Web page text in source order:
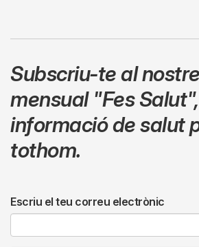
Subscriu-te al
mensual "Fes Salut",
informació de salut
tothom.
Escriu el teu correu electrònic